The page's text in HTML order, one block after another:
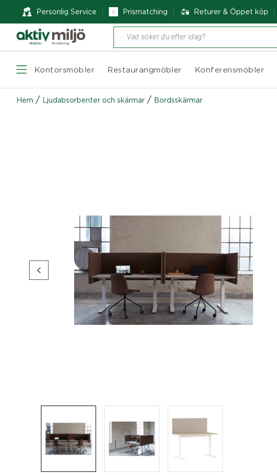
Personlig Service Prismatching Returer & Öppet köp
Produktsökning
Kontorsmöbler Restaurangmöbler Konferensmöbler
Hem / Ljudabsorbenter och skärmar / Bordsskärmar